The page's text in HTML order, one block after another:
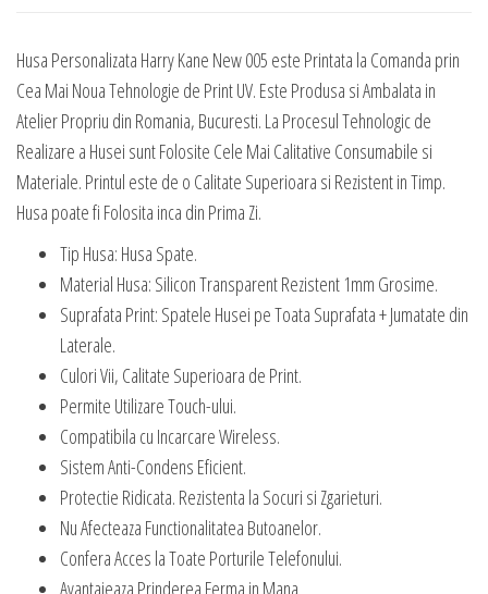
Husa Personalizata Harry Kane New 005 este Printata la Comanda prin
Cea Mai Noua Tehnologie de Print UV. Este Produsa si Ambalata in
Atelier Propriu din Romania, Bucuresti. La Procesul Tehnologic de
Realizare a Husei sunt Folosite Cele Mai Calitative Consumabile si
Materiale. Printul este de o Calitate Superioara si Rezistent in Timp.
Husa poate fi Folosita inca din Prima Zi.
Tip Husa: Husa Spate.
Material Husa: Silicon Transparent Rezistent 1mm Grosime.
Suprafata Print: Spatele Husei pe Toata Suprafata + Jumatate din
Laterale.
Culori Vii, Calitate Superioara de Print.
Permite Utilizare Touch-ului.
Compatibila cu Incarcare Wireless.
Sistem Anti-Condens Eficient.
Protectie Ridicata. Rezistenta la Socuri si Zgarieturi.
Nu Afecteaza Functionalitatea Butoanelor.
Confera Acces la Toate Porturile Telefonului.
Avantajeaza Prinderea Ferma in Mana.